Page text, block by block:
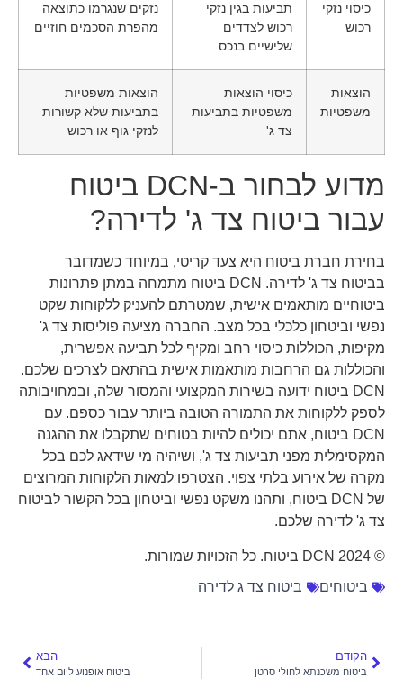
כיסוי נזקי
רכוש
תביעות בגין נזקי
רכוש לצדדים
שלישיים בנכס
נזקים שנגרמו כתוצאה
מהפרת הסכמים חוזיים
הוצאות
משפטיות
כיסוי הוצאות
משפטיות בתביעות
צד ג'
הוצאות משפטיות
בתביעות שלא קשורות
לנזקי גוף או רכוש
מדוע לבחור ב-DCN ביטוח
עבור ביטוח צד ג' לדירה?
בחירת חברת ביטוח היא צעד קריטי, במיוחד כשמדובר
בביטוח צד ג' לדירה. DCN ביטוח מתמחה במתן פתרונות
ביטוחיים מותאמים אישית, שמטרתם להעניק ללקוחות שקט
נפשי וביטחון כלכלי בכל מצב. החברה מציעה פוליסות צד ג'
מקיפות, הכוללות כיסוי רחב ומקיף לכל תביעה אפשרית,
והכוללות גם הרחבות מותאמות אישית בהתאם לצרכים שלכם.
DCN ביטוח ידועה בשירות המקצועי והמסור שלה, ובמחויבותה
לספק ללקוחות את התמורה הטובה ביותר עבור כספם. עם
DCN ביטוח, אתם יכולים להיות בטוחים שתקבלו את ההגנה
המקסימלית מפני תביעות צד ג', ושיהיה מי שידאג לכם בכל
מקרה של אירוע בלתי צפוי. הצטרפו למאות הלקוחות המרוצים
של DCN ביטוח, ותהנו משקט נפשי וביטחון בכל הקשור לביטוח
צד ג' לדירה שלכם.
© 2024 DCN ביטוח. כל הזכויות שמורות.
ביטוחים
ביטוח צד ג לדירה
הקודם
ביטוח משכנתא לחולי סרטן
הבא
ביטוח אופנוע ליום אחד